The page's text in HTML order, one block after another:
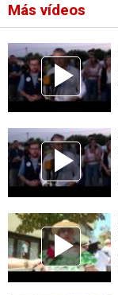
Más vídeos